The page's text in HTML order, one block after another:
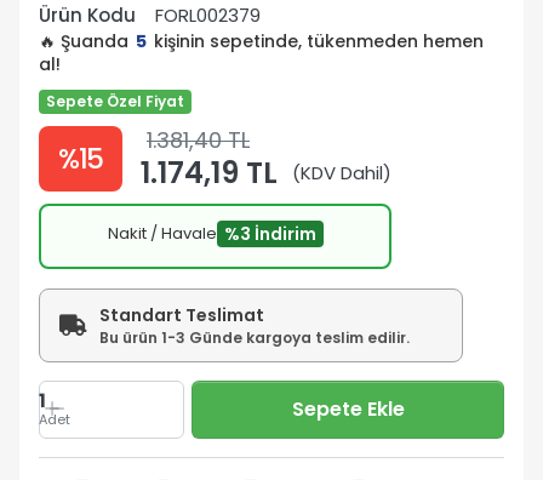
Ürün Kodu
FORL002379
🔥 Şuanda 5 kişinin sepetinde, tükenmeden hemen
al!
Sepete Özel Fiyat
%15 1.381,40 TL
1.174,19 TL (KDV Dahil)
Nakit / Havale %3 İndirim
Standart Teslimat
Bu ürün 1-3 Günde kargoya teslim edilir.
1
Adet Sepete Ekle